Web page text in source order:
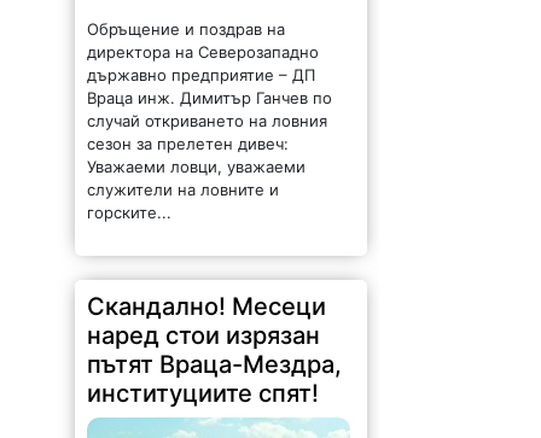
Обръщение и поздрав на
директора на Северозападно
държавно предприятие – ДП
Враца инж. Димитър Ганчев по
случай откриването на ловния
сезон за прелетен дивеч:
Уважаеми ловци, уважаеми
служители на ловните и
горските...
Скандално! Месеци
наред стои изрязан
пътят Враца-Мездра,
институциите спят!